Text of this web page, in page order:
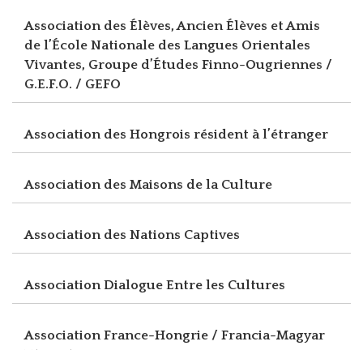
Association des Élèves, Ancien Élèves et Amis
de l’École Nationale des Langues Orientales
Vivantes, Groupe d’Études Finno-Ougriennes /
G.E.F.O. / GEFO
Association des Hongrois résident à l’étranger
Association des Maisons de la Culture
Association des Nations Captives
Association Dialogue Entre les Cultures
Association France-Hongrie / Francia-Magyar